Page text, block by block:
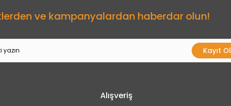
ve kampanyalardan haberdar olun!
Kayıt Ol
Alışveriş